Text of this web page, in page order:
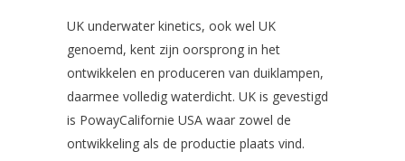
UK underwater kinetics, ook wel UK
genoemd, kent zijn oorsprong in het
ontwikkelen en produceren van duiklampen,
daarmee volledig waterdicht. UK is gevestigd
is PowayCalifornie USA waar zowel de
ontwikkeling als de productie plaats vind.